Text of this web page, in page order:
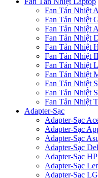
Fan Tản Nhiệt
Fan Tản Nhiệt
Fan Tản Nhiệt
Fan Tản Nhiệt
Fan Tản Nhiệt
Fan Tản Nhiệt
Fan Tản Nhiệt
Fan Tản Nhiệt
Fan Tản Nhiệt
Fan Tản Nhiệt
Fan Tản Nhiệt
Adapter-Sạc
Adapter-Sạc
Adapter-Sạc
Adapter-Sạc
Adapter-Sạc
Adapter-Sạc HP
Adapter-Sạc
Adapter-Sạc LG